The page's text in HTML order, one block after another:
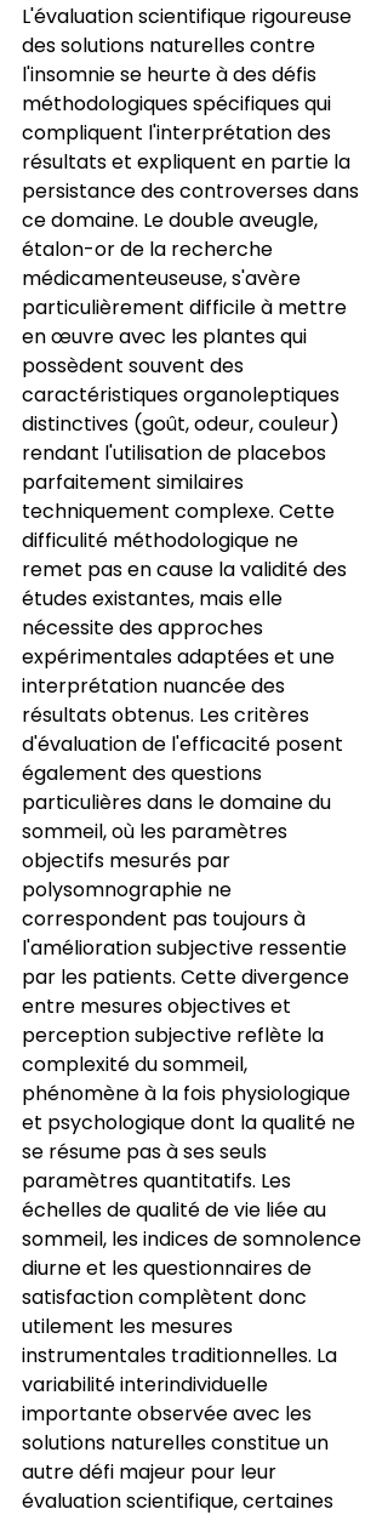
L'évaluation scientifique rigoureuse
des solutions naturelles contre
l'insomnie se heurte à des défis
méthodologiques spécifiques qui
compliquent l'interprétation des
résultats et expliquent en partie la
persistance des controverses dans
ce domaine. Le double aveugle,
étalon-or de la recherche
médicamenteuseuse, s'avère
particulièrement difficile à mettre
en œuvre avec les plantes qui
possèdent souvent des
caractéristiques organoleptiques
distinctives (goût, odeur, couleur)
rendant l'utilisation de placebos
parfaitement similaires
techniquement complexe. Cette
difficulité méthodologique ne
remet pas en cause la validité des
études existantes, mais elle
nécessite des approches
expérimentales adaptées et une
interprétation nuancée des
résultats obtenus. Les critères
d'évaluation de l'efficacité posent
également des questions
particulières dans le domaine du
sommeil, où les paramètres
objectifs mesurés par
polysomnographie ne
correspondent pas toujours à
l'amélioration subjective ressentie
par les patients. Cette divergence
entre mesures objectives et
perception subjective reflète la
complexité du sommeil,
phénomène à la fois physiologique
et psychologique dont la qualité ne
se résume pas à ses seuls
paramètres quantitatifs. Les
échelles de qualité de vie liée au
sommeil, les indices de somnolence
diurne et les questionnaires de
satisfaction complètent donc
utilement les mesures
instrumentales traditionnelles. La
variabilité interindividuelle
importante observée avec les
solutions naturelles constitue un
autre défi majeur pour leur
évaluation scientifique, certaines